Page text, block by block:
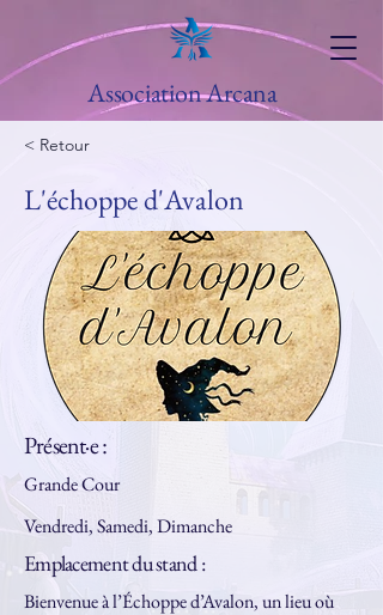
Association Arcana
< Retour
L'échoppe d'Avalon
Présent·e :
Grande Cour
Vendredi, Samedi, Dimanche
Emplacement du stand :
Bienvenue à l’Échoppe d’Avalon, un lieu où